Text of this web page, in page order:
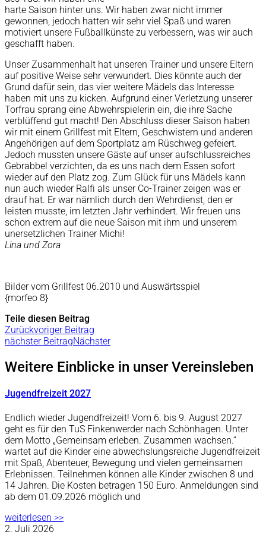
harte Saison hinter uns. Wir haben zwar nicht immer
gewonnen, jedoch hatten wir sehr viel Spaß und waren
motiviert unsere Fußballkünste zu verbessern, was wir auch
geschafft haben.
Unser Zusammenhalt hat unseren Trainer und unsere Eltern
auf positive Weise sehr verwundert. Dies könnte auch der
Grund dafür sein, das vier weitere Mädels das Interesse
haben mit uns zu kicken. Aufgrund einer Verletzung unserer
Torfrau sprang eine Abwehrspielerin ein, die ihre Sache
verblüffend gut macht! Den Abschluss dieser Saison haben
wir mit einem Grillfest mit Eltern, Geschwistern und anderen
Angehörigen auf dem Sportplatz am Rüschweg gefeiert.
Jedoch mussten unsere Gäste auf unser aufschlussreiches
Gebrabbel verzichten, da es uns nach dem Essen sofort
wieder auf den Platz zog. Zum Glück für uns Mädels kann
nun auch wieder Ralfi als unser Co-Trainer zeigen was er
drauf hat. Er war nämlich durch den Wehrdienst, den er
leisten musste, im letzten Jahr verhindert. Wir freuen uns
schon extrem auf die neue Saison mit ihm und unserem
unersetzlichen Trainer Michi!
Lina und Zora
Bilder vom Grillfest 06.2010 und Auswärtsspiel
{morfeo 8}
Teile diesen Beitrag
Zurückvoriger Beitrag
nächster BeitragNächster
Weitere Einblicke in unser Vereinsleben
Jugendfreizeit 2027
Endlich wieder Jugendfreizeit! Vom 6. bis 9. August 2027
geht es für den TuS Finkenwerder nach Schönhagen. Unter
dem Motto „Gemeinsam erleben. Zusammen wachsen.“
wartet auf die Kinder eine abwechslungsreiche Jugendfreizeit
mit Spaß, Abenteuer, Bewegung und vielen gemeinsamen
Erlebnissen. Teilnehmen können alle Kinder zwischen 8 und
14 Jahren. Die Kosten betragen 150 Euro. Anmeldungen sind
ab dem 01.09.2026 möglich und
weiterlesen >>
2. Juli 2026